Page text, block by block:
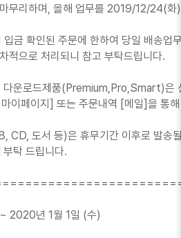
무리하며, 올해 업무를 2019/12/24(화
금 확인된 주문에 한하여 당일 배송업
적으로 처리되니 참고 부탁드립니다.
다운로드제품(Premium,Pro,Smart)은
이페이지] 또는 주문내역 [메일]을 통
CD, 도서 등)은 휴무기간 이후로 발송
탁 드립니다.
2020년 1월 1일 (수)